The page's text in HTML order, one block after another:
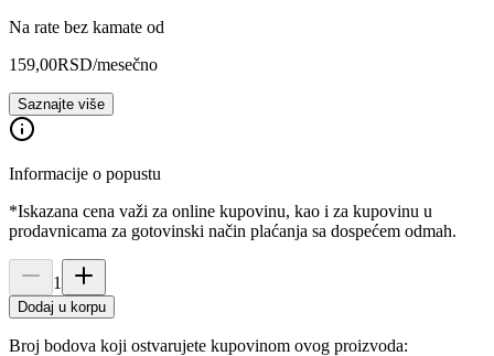
Na rate bez kamate od
159,00RSD/mesečno
Saznajte više
Informacije o popustu
*Iskazana cena važi za online kupovinu, kao i za kupovinu u
prodavnicama za gotovinski način plaćanja sa dospećem odmah.
1
Dodaj u korpu
Broj bodova koji ostvarujete kupovinom ovog proizvoda: